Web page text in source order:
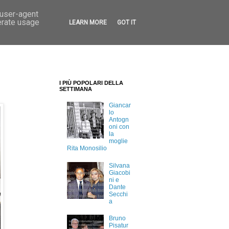
I PIÙ POPOLARI DELLA
SETTIMANA
Giancar
lo
Antogn
oni con
la
moglie
Rita Monosilio
Silvana
Giacobi
ni e
Dante
Secchi
a
Bruno
Pisatur
agent
usage
LEARN MORE GOT IT